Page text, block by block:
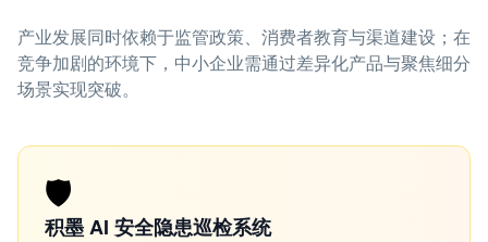
产业发展同时依赖于监管政策、消费者教育与渠道建设；在
竞争加剧的环境下，中小企业需通过差异化产品与聚焦细分
场景实现突破。
🛡️
积墨 AI 安全隐患巡检系统